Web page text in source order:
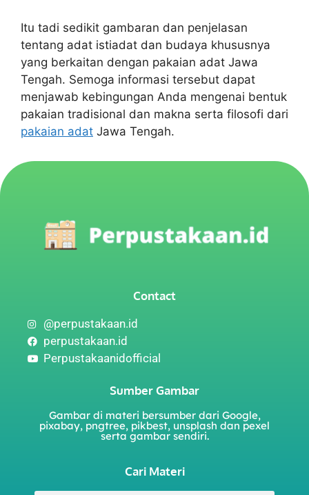
Itu tadi sedikit gambaran dan penjelasan
tentang adat istiadat dan budaya khususnya
yang berkaitan dengan pakaian adat Jawa
Tengah. Semoga informasi tersebut dapat
menjawab kebingungan Anda mengenai bentuk
pakaian tradisional dan makna serta filosofi dari
pakaian adat Jawa Tengah.
Contact
@perpustakaan.id
perpustakaan.id
Perpustakaanidofficial
Sumber Gambar
Gambar di materi bersumber dari Google,
pixabay, pngtree, pikbest, unsplash dan pexel
serta gambar sendiri.
Cari Materi